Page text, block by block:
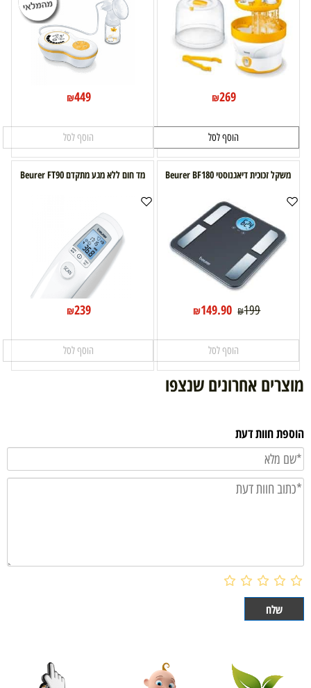
₪269
הוסף לסל
₪449
הוסף לסל
משקל זכוכית דיאגנוסטי Beurer BF180
₪199
₪149.90
הוסף לסל
מד חום ללא מגע מתקדם Beurer FT90
₪239
הוסף לסל
מוצרים אחרונים שנצפו
הוספת חוות דעת